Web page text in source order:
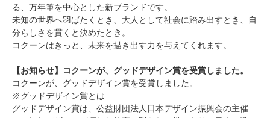
る、万年筆を中心とした新ブランドです。
未知の世界へ羽ばたくとき、大人として社会に踏み出すとき、自
分らしさを貫くと決めたとき。
コクーンはきっと、未来を描き出す力を与えてくれます。
【お知らせ】コクーンが、グッドデザイン賞を受賞しました。
コクーンが、グッドデザイン賞を受賞しました。
※グッドデザイン賞とは
グッドデザイン賞は、公益財団法人日本デザイン振興会の主催